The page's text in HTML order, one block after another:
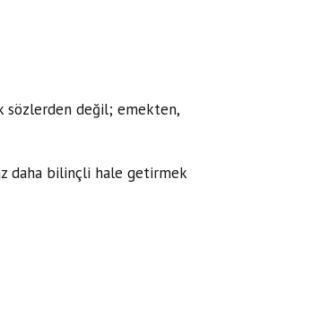
sözlerden değil; emekten,
daha bilinçli hale getirmek